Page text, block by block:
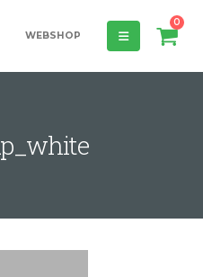
WEBSHOP
0